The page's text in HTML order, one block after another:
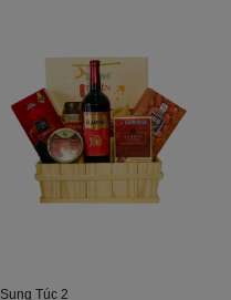
Sung Túc 2